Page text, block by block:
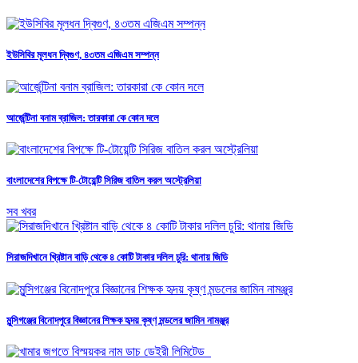
ইউসিবির মূলধন দ্বিগুণ, ৪৩তম এজিএম সম্পন্ন
আর্জেন্টিনা বনাম ব্রাজিল: তারকারা কে কোন দলে
বাংলাদেশের বিপক্ষে টি-টোয়েন্টি সিরিজ বাতিল করল অস্ট্রেলিয়া
সব খবর
সিরাজদিখানে খ্রিষ্টান বাড়ি থেকে ৪ কোটি টাকার দলিল চুরি: থানায় জিডি
মুন্সিগঞ্জের বিনোদপুরে বিজ্ঞানের শিক্ষক হৃদয় কৃষ্ণ মন্ডলের জামিন নামঞ্জুর